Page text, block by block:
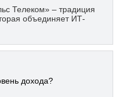
Телеком» – традиция
объединяет ИТ-
дохода?